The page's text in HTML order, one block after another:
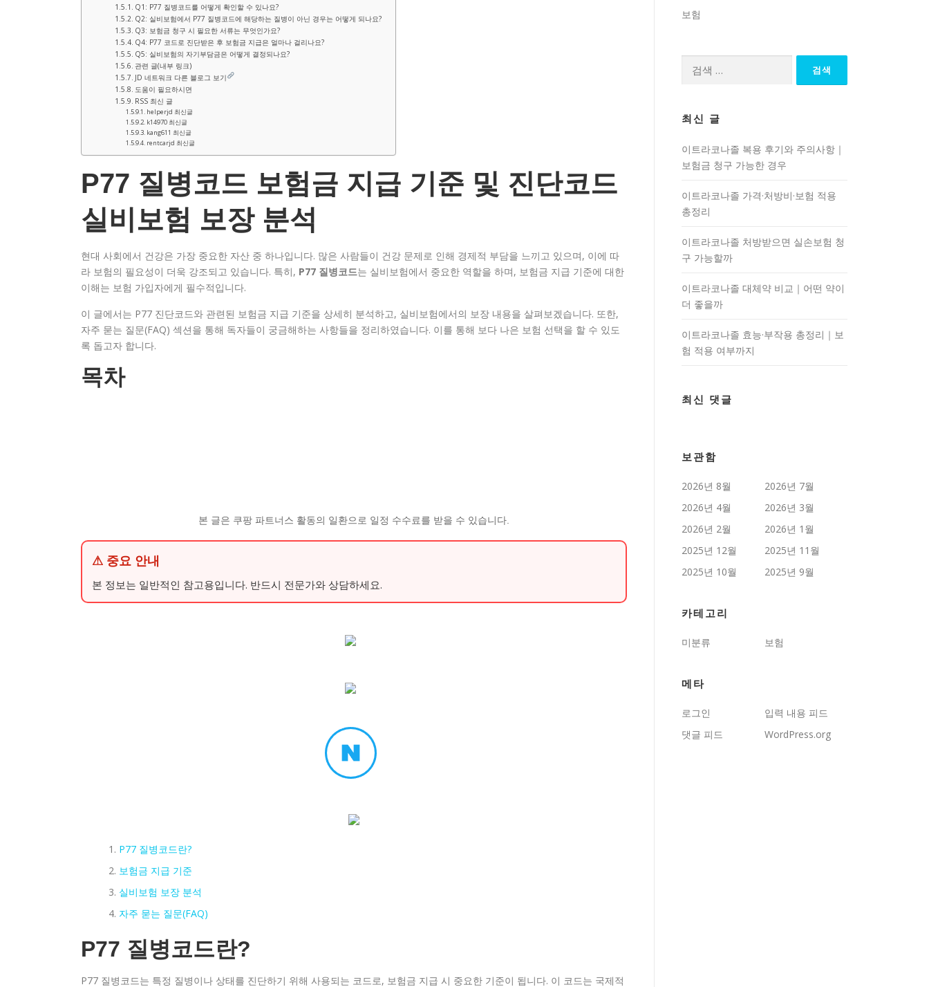
Q1: P77 질병코드를 어떻게 확인할 수 있나요?
Q2: 실비보험에서 P77 질병코드에 해당하는 질병이 아닌 경우는 어떻게 되나요?
Q3: 보험금 청구 시 필요한 서류는 무엇인가요?
Q4: P77 코드로 진단받은 후 보험금 지급은 얼마나 걸리나요?
Q5: 실비보험의 자기부담금은 어떻게 결정되나요?
관련 글(내부 링크)
JD 네트워크 다른 블로그 보기
도움이 필요하시면
RSS 최신 글
helperjd 최신글
k14970 최신글
kang611 최신글
rentcarjd 최신글
P77 질병코드 보험금 지급 기준 및 진단코드
실비보험 보장 분석
현대 사회에서 건강은 가장 중요한 자산 중 하나입니다. 많은 사람들이 건강 문제로 인해 경제적 부담을 느끼고 있으며, 이에 따
라 보험의 필요성이 더욱 강조되고 있습니다. 특히, P77 질병코드는 실비보험에서 중요한 역할을 하며, 보험금 지급 기준에 대한
이해는 보험 가입자에게 필수적입니다.
이 글에서는 P77 진단코드와 관련된 보험금 지급 기준을 상세히 분석하고, 실비보험에서의 보장 내용을 살펴보겠습니다. 또한,
자주 묻는 질문(FAQ) 섹션을 통해 독자들이 궁금해하는 사항들을 정리하였습니다. 이를 통해 보다 나은 보험 선택을 할 수 있도
록 돕고자 합니다.
목차
본 글은 쿠팡 파트너스 활동의 일환으로 일정 수수료를 받을 수 있습니다.
⚠ 중요 안내
본 정보는 일반적인 참고용입니다. 반드시 전문가와 상담하세요.
P77 질병코드란?
보험금 지급 기준
실비보험 보장 분석
자주 묻는 질문(FAQ)
P77 질병코드란?
P77 질병코드는 특정 질병이나 상태를 진단하기 위해 사용되는 코드로, 보험금 지급 시 중요한 기준이 됩니다. 이 코드는 국제적
보험
최신 글
이트라코나졸 복용 후기와 주의사항｜
보험금 청구 가능한 경우
이트라코나졸 가격·처방비·보험 적용
총정리
이트라코나졸 처방받으면 실손보험 청
구 가능할까
이트라코나졸 대체약 비교｜어떤 약이
더 좋을까
이트라코나졸 효능·부작용 총정리｜보
험 적용 여부까지
최신 댓글
보관함
2026년 8월
2026년 7월
2026년 4월
2026년 3월
2026년 2월
2026년 1월
2025년 12월
2025년 11월
2025년 10월
2025년 9월
카테고리
미분류 보험
메타
로그인
입력 내용 피드
댓글 피드
WordPress.org